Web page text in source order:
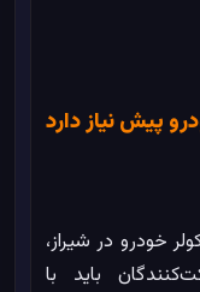
پیش نیاز دارد
خودرو در شیراز،
باید با